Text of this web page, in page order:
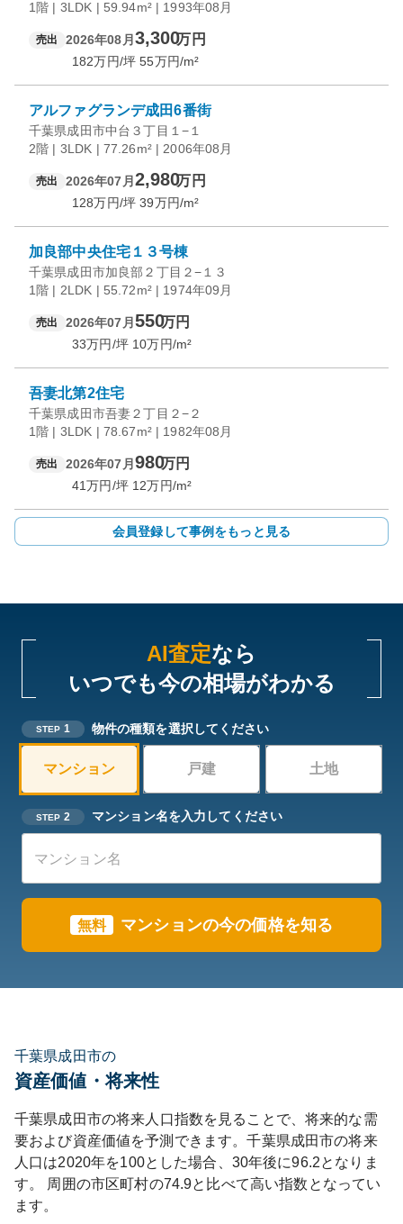
1階 | 3LDK | 59.94m² | 1993年08月
売出 2026年08月 3,300万円
182万円/坪 55万円/m²
アルファグランデ成田6番街
千葉県成田市中台３丁目１−１
2階 | 3LDK | 77.26m² | 2006年08月
売出 2026年07月 2,980万円
128万円/坪 39万円/m²
加良部中央住宅１３号棟
千葉県成田市加良部２丁目２−１３
1階 | 2LDK | 55.72m² | 1974年09月
売出 2026年07月 550万円
33万円/坪 10万円/m²
吾妻北第2住宅
千葉県成田市吾妻２丁目２−２
1階 | 3LDK | 78.67m² | 1982年08月
売出 2026年07月 980万円
41万円/坪 12万円/m²
会員登録して事例をもっと見る
AI査定なら
いつでも今の相場がわかる
STEP 1 物件の種類を選択してください
マンション 戸建 土地
STEP 2 マンション名を入力してください
無料 マンションの今の価格を知る
千葉県成田市の
資産価値・将来性
千葉県成田市の将来人口指数を見ることで、将来的な需
要および資産価値を予測できます。千葉県成田市の将来
人口は2020年を100とした場合、30年後に96.2となりま
す。
周囲の市区町村の74.9と比べて高い指数となってい
ます。